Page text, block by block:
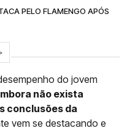
PELO FLAMENGO APÓS
do jovem
não exista
conclusões da
vem se destacando e